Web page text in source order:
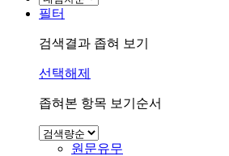
필터
검색결과 좁혀 보기
선택해제
좁혀본 항목 보기순서
원문유무